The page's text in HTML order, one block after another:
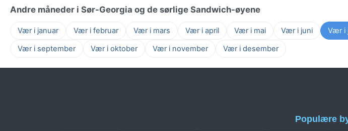
Andre måneder i Sør-Georgia og de sørlige Sandwich-øyene
Vær i januar Vær i februar Vær i mars Vær i april Vær i mai Vær i juni Vær i
Vær i september
Vær i oktober Vær i november Vær i desember
Populære